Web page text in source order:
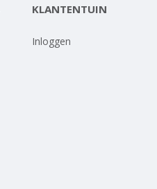
KLANTENTUIN
Inloggen